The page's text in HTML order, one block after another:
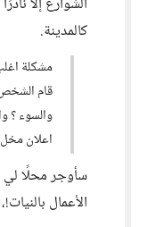
كالمدينة.
مشكلة
قام
والسوء ؟
اعلان
سأوجر محلًا لي
الأعمال